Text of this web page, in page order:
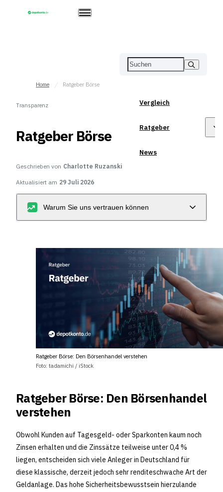
Vergleich
Ratgeber
News
Home Ratgeber Börse
Transparenz
Ratgeber Börse
Geschrieben von Charlotte Ruzanski
Aktualisiert am 29 Juli 2026
Warum Sie uns vertrauen können
Ratgeber Börse: Den Börsenhandel verstehen
Foto: tadamichi / iStock
Ratgeber Börse: Den Börsenhandel
verstehen
Obwohl Kunden auf Tagesgeld- oder Sparkonten kaum noch
Zinsen erhalten und die Zinssätze teilweise unter 0,4 %
liegen, entscheiden sich viele Anleger in Deutschland für
diese klassische, derzeit jedoch sehr renditeschwache Art der
Geldanlage. Das hohe Sicherheitsbewusstsein hierzulande